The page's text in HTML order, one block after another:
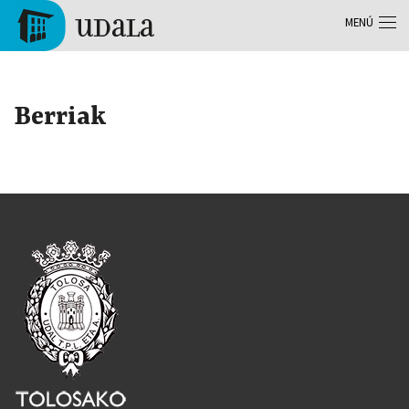
Pasar al contenido principal
Berriak
MENÚ